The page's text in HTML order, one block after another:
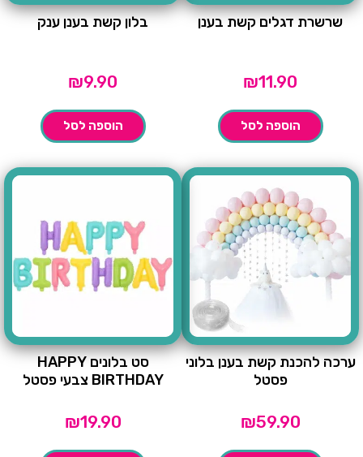
שרשרת דגלים קשת בענן
₪11.90
הוספה לסל
בלון קשת בענן ענק
₪9.90
הוספה לסל
ערכה להכנת קשת בענן בלוני
פסטל
₪59.90
סט בלונים HAPPY
BIRTHDAY צבעי פסטל
₪19.90